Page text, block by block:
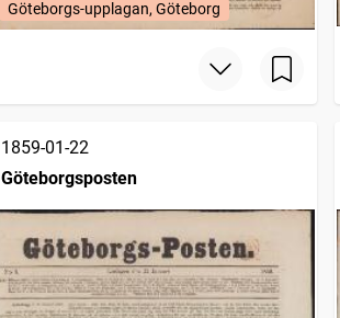
Göteborgs-upplagan, Göteborg
1859-01-22
Göteborgsposten